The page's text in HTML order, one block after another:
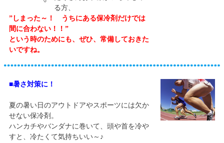
る方、
”しまった～！ うちにある保冷剤だけでは
間に合わない！！”
という時のためにも、ぜひ、常備しておきた
いですね。
■暑さ対策に！
夏の暑い日のアウトドアやスポーツには欠か
せない保冷剤。
ハンカチやバンダナに巻いて、頭や首を冷や
すと、冷たくて気持ちいい～♪